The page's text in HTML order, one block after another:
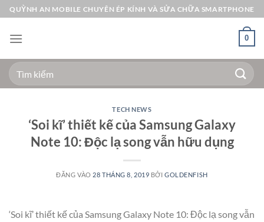
Bỏ
qua
nội
QUỲNH AN MOBILE CHUYÊN ÉP KÍNH VÀ SỬA CHỮA SMARTPHONE
0
Tìm
kiếm:
TECH NEWS
‘Soi kĩ’ thiết kế của Samsung Galaxy
Note 10: Độc lạ song vẫn hữu dụng
ĐĂNG VÀO 28 THÁNG 8, 2019 BỞIGOLDENFISH
‘Soi kĩ’ thiết kế của Samsung Galaxy Note 10: Độc lạ song vẫn